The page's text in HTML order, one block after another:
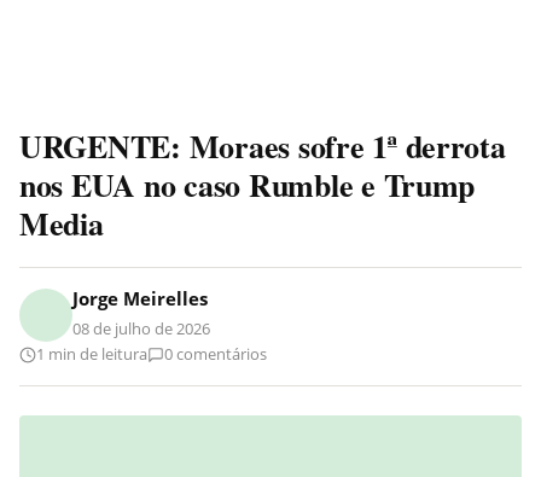
URGENTE: Moraes sofre 1ª derrota
nos EUA no caso Rumble e Trump
Media
Jorge Meirelles
08 de julho de 2026
1 min de leitura
0 comentários